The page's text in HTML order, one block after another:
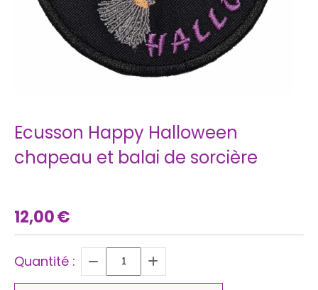
Ecusson Happy Halloween
chapeau et balai de sorcière
12,00€
Quantité :